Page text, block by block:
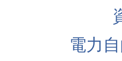
電力